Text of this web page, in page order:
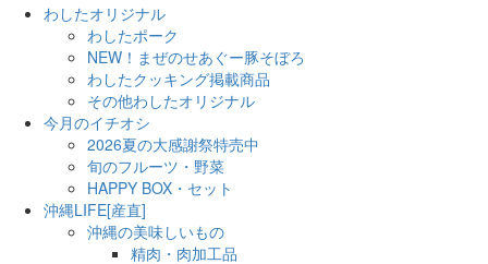
わしたオリジナル
わしたポーク
NEW！まぜのせあぐー豚そぼろ
わしたクッキング掲載商品
その他わしたオリジナル
今月のイチオシ
2026夏の大感謝祭特売中
旬のフルーツ・野菜
HAPPY BOX・セット
沖縄LIFE[産直]
沖縄の美味しいもの
精肉・肉加工品